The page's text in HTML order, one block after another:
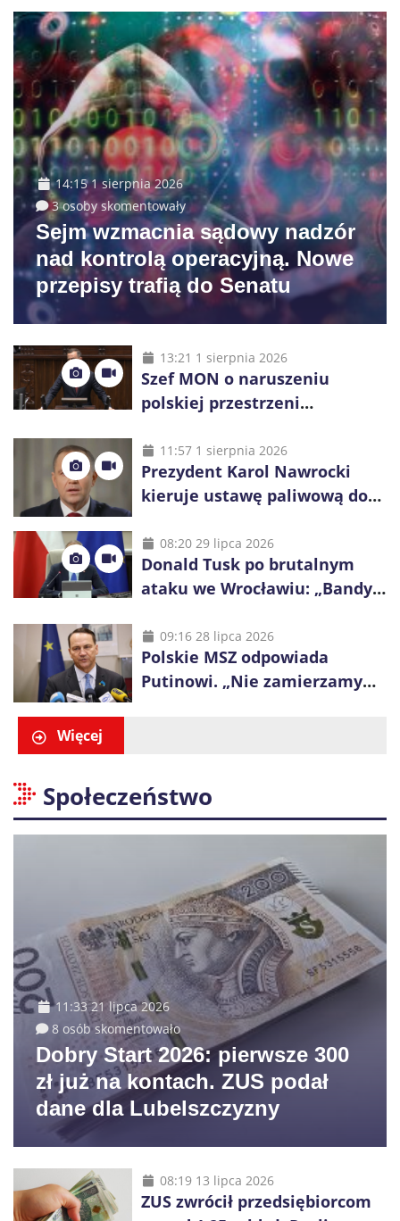
14:15 1 sierpnia 2026
3 osoby skomentowały
Sejm wzmacnia sądowy nadzór
nad kontrolą operacyjną. Nowe
przepisy trafią do Senatu
13:21 1 sierpnia 2026
Szef MON o naruszeniu
polskiej przestrzeni
zostałaby zestrzelona”
11:57 1 sierpnia 2026
Prezydent Karol Nawrocki
kieruje ustawę paliwową do
Ostrzega przed podwyżkami
08:20 29 lipca 2026
Donald Tusk po brutalnym
ataku we Wrocławiu: „Bandyci
polskich ulicach”
09:16 28 lipca 2026
Polskie MSZ odpowiada
Putinowi. „Nie zamierzamy
Więcej
Społeczeństwo
11:33 21 lipca 2026
8 osób skomentowało
Dobry Start 2026: pierwsze 300
zł już na kontach. ZUS podał
dane dla Lubelszczyzny
08:19 13 lipca 2026
ZUS zwrócił przedsiębiorcom